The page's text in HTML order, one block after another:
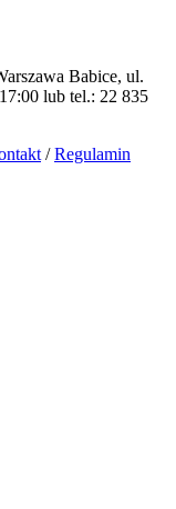
Babice, ul.
lub tel.: 22 835
/Regulamin